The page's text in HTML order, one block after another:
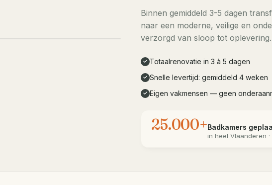
Binnen gemiddeld 3-5 dagen
naar een moderne, veilige en
verzorgd van sloop tot oplevering.
✓ Totaalrenovatie in 3 à 5 dagen
✓ Snelle levertijd: gemiddeld 4 weken
✓ Eigen vakmensen — geen
25.000+Badkamers
in heelVlaanderen